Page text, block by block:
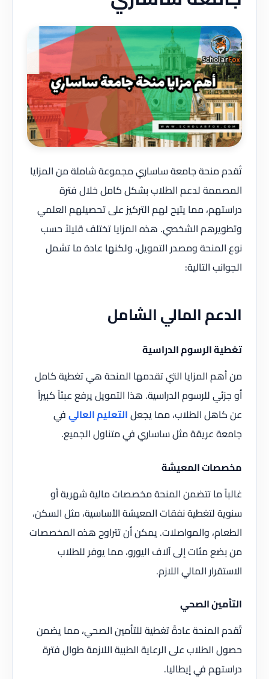
تُقدم منحة جامعة ساساري مجموعة شاملة من المزايا
المصممة لدعم الطلاب بشكل كامل خلال فترة
دراستهم، مما يتيح لهم التركيز على تحصيلهم العلمي
وتطويرهم الشخصي. هذه المزايا تختلف قليلاً حسب
نوع المنحة ومصدر التمويل، ولكنها عادة ما تشمل
الجوانب التالية:
الدعم المالي الشامل
تغطية الرسوم الدراسية
من أهم المزايا التي تقدمها المنحة هي تغطية كامل
أو جزئي للرسوم الدراسية. هذا التمويل يرفع عبئاً كبيراً
عن كاهل الطلاب، مما يجعلالتعليم العاليفي
جامعة عريقة مثل ساساري في متناول الجميع.
مخصصات المعيشة
غالباً ما تتضمن المنحة مخصصات مالية شهرية أو
سنوية لتغطية نفقات المعيشة الأساسية، مثل السكن،
الطعام، والمواصلات. يمكن أن تتراوح هذه المخصصات
من بضع مئات إلى آلاف اليورو، مما يوفر للطلاب
الاستقرار المالي اللازم.
التأمين الصحي
تُقدم المنحة عادةً تغطية للتأمين الصحي، مما يضمن
حصول الطلاب على الرعاية الطبية اللازمة طوال فترة
دراستهم في إيطاليا.